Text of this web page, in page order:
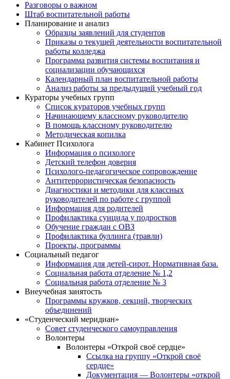
Разговоры о важном
Штаб воспитательной работы
Планирование и анализ
Образцы заявлений для студентов
Приказы о текущей деятельности воспитательной
работы колледжа
Программа развития системы воспитания и
социализации обучающихся
Календарный план воспитательной работы
Анализ работы за предыдущий учебный год
Кураторы учебных групп
Список кураторов учебных групп
Начинающему классному руководителю
В помощь классному руководителю
Методическая копилка
Кабинет Психолога
Информация о психологе
Детский телефон доверия
Психолого-педагогическое сопровождение
Антитеррористическая безопасность
Диагностики и методики для классных
руководителей по работе с группой
Информация для родителей
Профилактика суицида у подростков
Обучение граждан с ОВЗ
Профилактика буллинга (травли)
Проекты, программы
Социальный педагог
Информация для детей-сирот. Нормативная база.
Социальная работа отделение № 1,2
Социальная работа отделение № 3
Внеучебная занятость
Программы кружков, секций, творческих
объединений
«Студенческий меридиан»
Совет студенческого самоуправления
Волонтеры
Волонтеры «Открой своё сердце»
Ссылка на группу «Открой своё
сердце»
Документация — Волонтеры «открой